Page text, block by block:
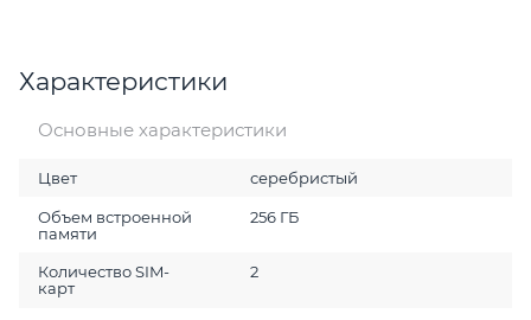
Характеристики
Основные характеристики
Цвет серебристый
Объем встроенной
памяти
256 ГБ
Количество SIM-
карт
2